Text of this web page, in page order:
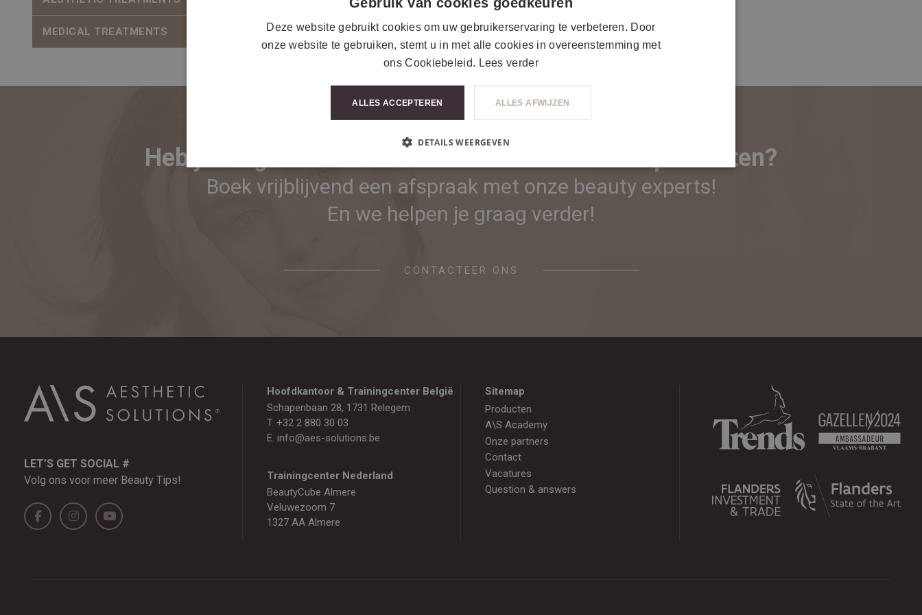
MEDICAL TREATMENTS
Heb je vragen of interesse in onze diensten of producten?
Boek vrijblijvend een afspraak met onze beauty experts!
En we helpen je graag verder!
CONTACTEER ONS
LET’S GET SOCIAL #
Volg ons voor meer Beauty Tips!
Hoofdkantoor & Trainingcenter België
Schapenbaan 28, 1731 Relegem
T. +32 2 880 30 03
E. info@aes-solutions.be
Trainingcenter Nederland
BeautyCube Almere
Veluwezoom 7
1327 AA Almere
Sitemap
Producten
A\S Academy
Onze partners
Contact
Vacatures
Question & answers
Deze website gebruikt cookies om uw gebruikerservaring te verbeteren. Door
onze website te gebruiken, stemt u in met alle cookies in overeenstemming met
ons Cookiebeleid. Lees verder
ALLES ACCEPTEREN ALLES AFWIJZEN
DETAILS WEERGEVEN